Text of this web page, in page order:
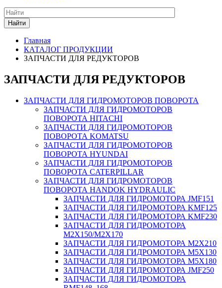
Найти
Главная
КАТАЛОГ ПРОДУКЦИИ
ЗАПЧАСТИ ДЛЯ РЕДУКТОРОВ
ЗАПЧАСТИ ДЛЯ РЕДУКТОРОВ
ЗАПЧАСТИ ДЛЯ ГИДРОМОТОРОВ ПОВОРОТА
ЗАПЧАСТИ ДЛЯ ГИДРОМОТОРОВ
ПОВОРОТА HITACHI
ЗАПЧАСТИ ДЛЯ ГИДРОМОТОРОВ
ПОВОРОТА KOMATSU
ЗАПЧАСТИ ДЛЯ ГИДРОМОТОРОВ
ПОВОРОТА HYUNDAI
ЗАПЧАСТИ ДЛЯ ГИДРОМОТОРОВ
ПОВОРОТА CATERPILLAR
ЗАПЧАСТИ ДЛЯ ГИДРОМОТОРОВ
ПОВОРОТА HANDOK HYDRAULIC
ЗАПЧАСТИ ДЛЯ ГИДРОМОТОРА JMF151
ЗАПЧАСТИ ДЛЯ ГИДРОМОТОРА KMF125
ЗАПЧАСТИ ДЛЯ ГИДРОМОТОРА KMF230
ЗАПЧАСТИ ДЛЯ ГИДРОМОТОРА
M2X150/M2X170
ЗАПЧАСТИ ДЛЯ ГИДРОМОТОРА M2X210
ЗАПЧАСТИ ДЛЯ ГИДРОМОТОРА M5X130
ЗАПЧАСТИ ДЛЯ ГИДРОМОТОРА M5X180
ЗАПЧАСТИ ДЛЯ ГИДРОМОТОРА JMF250
ЗАПЧАСТИ ДЛЯ ГИДРОМОТОРА